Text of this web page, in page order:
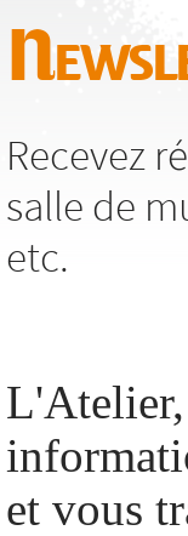
Recevez
salle de
etc.
L'Atelier,
et vous